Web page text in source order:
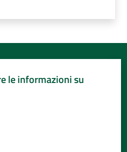
le informazioni su